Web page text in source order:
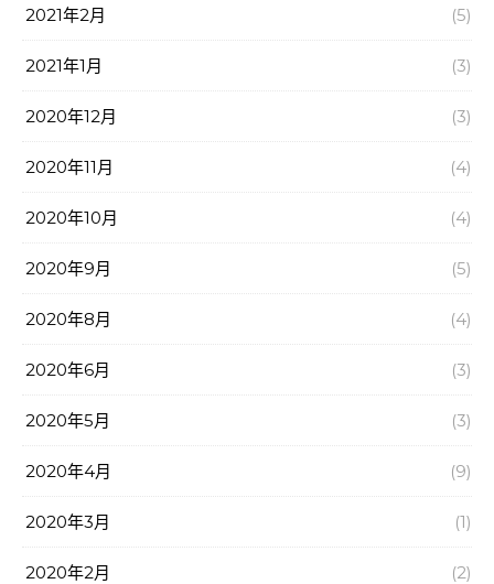
2021年2月 (5)
2021年1月 (3)
2020年12月 (3)
2020年11月 (4)
2020年10月 (4)
2020年9月 (5)
2020年8月 (4)
2020年6月 (3)
2020年5月 (3)
2020年4月 (9)
2020年3月 (1)
2020年2月 (2)